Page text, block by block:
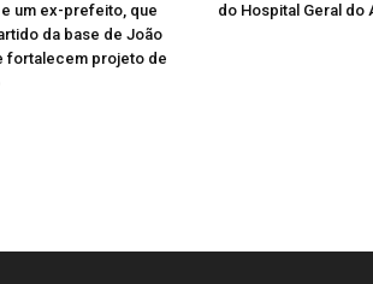
um ex-prefeito, que
da base de João
fortalecem projeto de
do Hospital Geral do